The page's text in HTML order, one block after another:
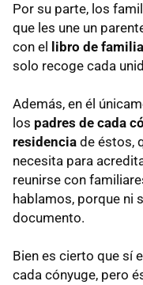
Por su parte, los
que les une un
con el
libro de familia
solo recoge cada
Además, en él
los padres de cada
residencia de éstos,
necesita para
reunirse con
hablamos, porque ni
documento.
Bien es cierto que sí
cada cónyuge, pero